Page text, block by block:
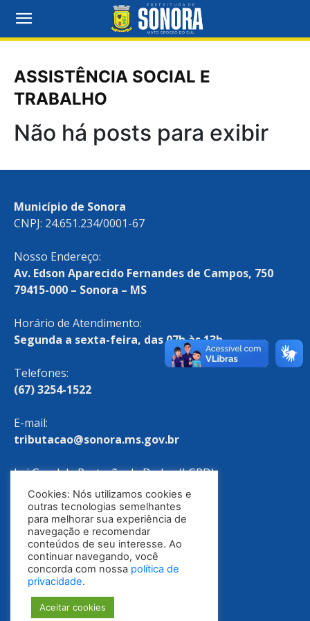
ASSISTÊNCIA SOCIAL E
TRABALHO
Não há posts para exibir
Município de Sonora
CNPJ: 24.651.234/0001-67
Nosso Endereço:
Av. Edson Aparecido Fernandes de Campos, 750
79415-000 – Sonora – MS
Horário de Atendimento:
Segunda a sexta-feira, das 07h às 13h
Telefones:
(67) 3254-1522
E-mail:
tributacao@sonora.ms.gov.br
Lei Geral de Proteção de Dados (LGPD)
Política de Privacidade
Cookies: Nós utilizamos cookies e
outras tecnologias semelhantes
para melhorar sua experiência de
navegação e recomendar
conteúdos de seu interesse. Ao
continuar navegando, você
concorda com nossa política de
privacidade.
Aceitar cookies